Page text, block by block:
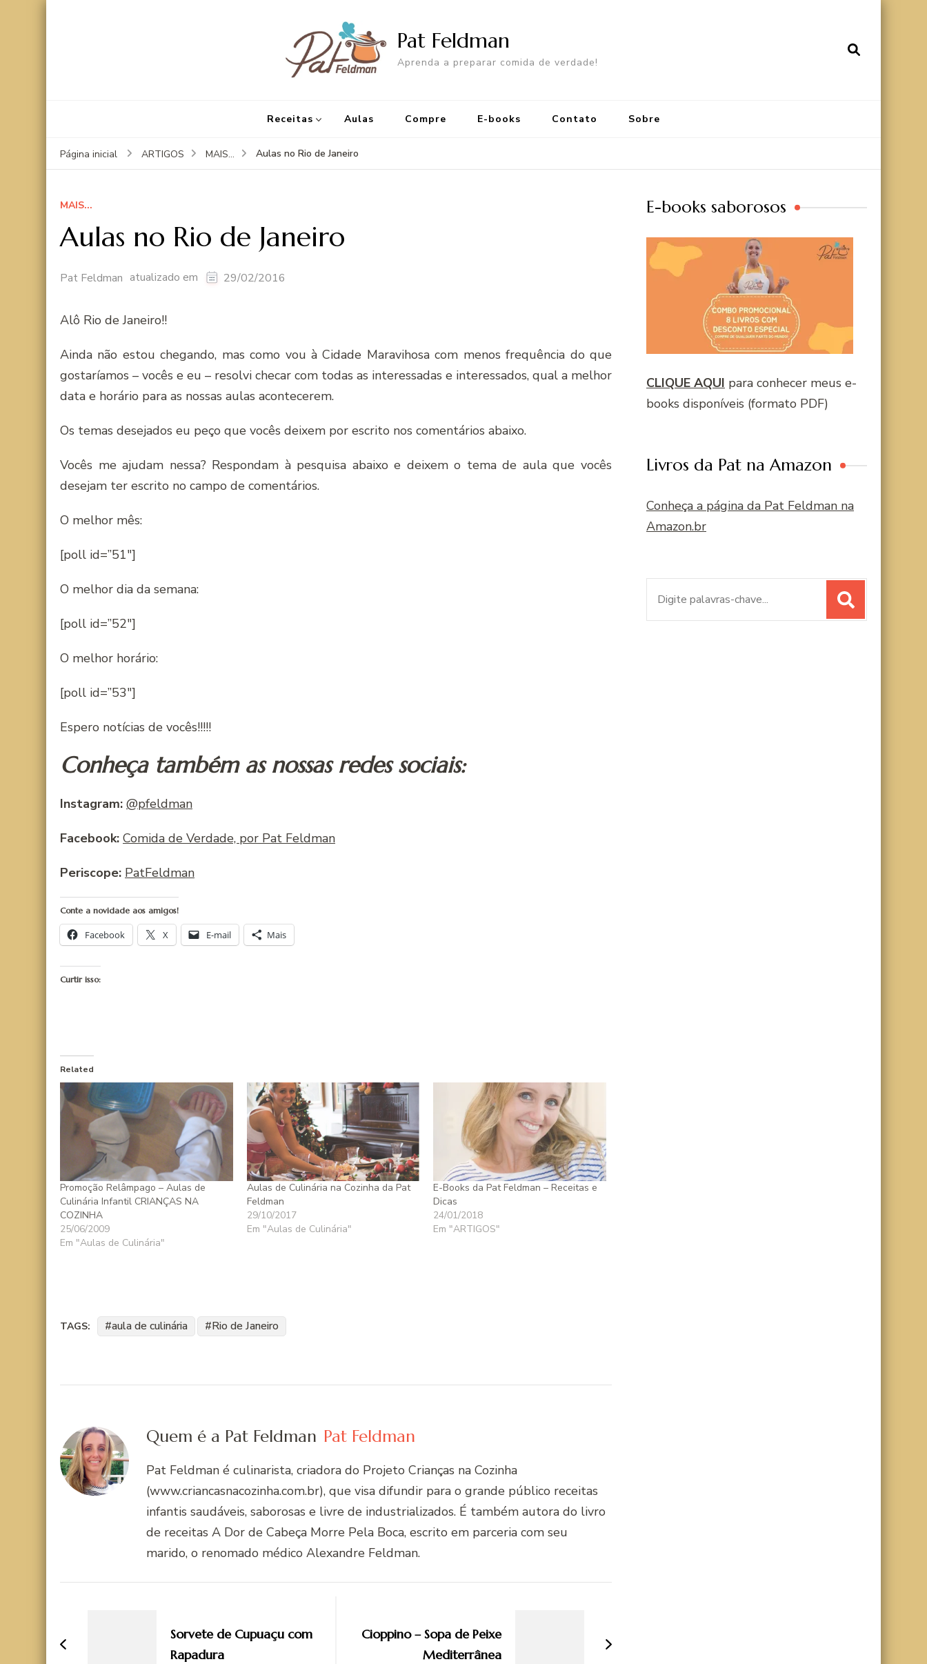
Pat Feldman
Aprenda a preparar comida de verdade!
Receitas Aulas Compre E-books Contato Sobre
Página inicial ARTIGOS MAIS... Aulas no Rio de Janeiro
MAIS...
Aulas no Rio de Janeiro
Pat Feldman atualizado em 29/02/2016
Alô Rio de Janeiro!!
Ainda não estou chegando, mas como vou à Cidade Maravihosa com menos frequência do que
gostaríamos – vocês e eu – resolvi checar com todas as interessadas e interessados, qual a melhor
data e horário para as nossas aulas acontecerem.
Os temas desejados eu peço que vocês deixem por escrito nos comentários abaixo.
Vocês me ajudam nessa? Respondam à pesquisa abaixo e deixem o tema de aula que vocês
desejam ter escrito no campo de comentários.
O melhor mês:
[poll id=”51″]
O melhor dia da semana:
[poll id=”52″]
O melhor horário:
[poll id=”53″]
Espero notícias de vocês!!!!!
Conheça também as nossas redes sociais:
Instagram: @pfeldman
Facebook: Comida de Verdade, por Pat Feldman
Periscope: PatFeldman
Conte a novidade aos amigos!
Facebook X E-mail Mais
Curtir isso:
Related
Promoção Relâmpago – Aulas de
Culinária Infantil CRIANÇAS NA
COZINHA
25/06/2009
Em "Aulas de Culinária"
Aulas de Culinária na Cozinha da Pat
Feldman
29/10/2017
Em "Aulas de Culinária"
E-Books da Pat Feldman – Receitas e
Dicas
24/01/2018
Em "ARTIGOS"
TAGS: aula de culinária Rio de Janeiro
Quem é a Pat Feldman Pat Feldman
Pat Feldman é culinarista, criadora do Projeto Crianças na Cozinha
(www.criancasnacozinha.com.br), que visa difundir para o grande público receitas
infantis saudáveis, saborosas e livre de industrializados. É também autora do livro
de receitas A Dor de Cabeça Morre Pela Boca, escrito em parceria com seu
marido, o renomado médico Alexandre Feldman.
post
Sorvete de Cupuaçu com
Rapadura
Cioppino – Sopa de Peixe
Mediterrânea
E-books saborosos
CLIQUE AQUI para conhecer meus e-
books disponíveis (formato PDF)
Livros da Pat na Amazon
Conheça a página da Pat Feldman na
Amazon.br